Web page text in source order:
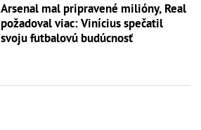
Arsenal mal pripravené milióny, Real
požadoval viac: Vinícius spečatil
svoju futbalovú budúcnosť